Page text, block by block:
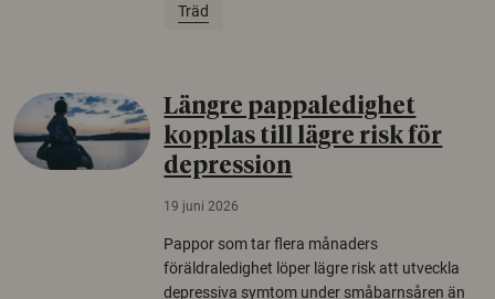
Träd
Längre pappaledighet
kopplas till lägre risk för
depression
19 juni 2026
Pappor som tar flera månaders
föräldraledighet löper lägre risk att utveckla
depressiva symtom under småbarnsåren än